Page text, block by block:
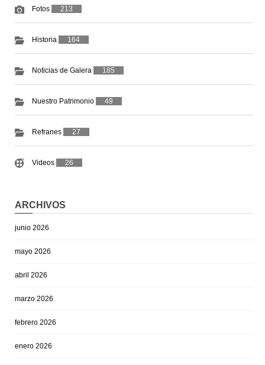
Fotos 213
Historia 164
Noticias de Galera 185
Nuestro Patrimonio 49
Refranes 27
Videos 26
ARCHIVOS
junio 2026
mayo 2026
abril 2026
marzo 2026
febrero 2026
enero 2026